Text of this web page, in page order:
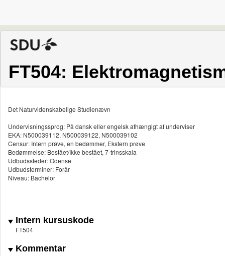
FT504:
Det Naturvidenskabelige Studienævn
Undervisningssprog: På dansk eller engelsk afhængigt af underviser
EKA: N500039112, N500039122, N500039102
Censur: Intern prøve, en bedømmer, Ekstern prøve
Bedømmelse: Bestået/Ikke bestået, 7-trinsskala
Udbudssteder: Odense
Udbudsterminer: Forår
Niveau: Bachelor
Intern kursuskode
FT504
Kommentar